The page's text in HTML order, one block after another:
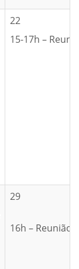
22
15-17h –
29
16h – Reunião